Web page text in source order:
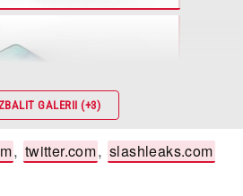
GALERII (+3)
, twitter.com, slashleaks.com